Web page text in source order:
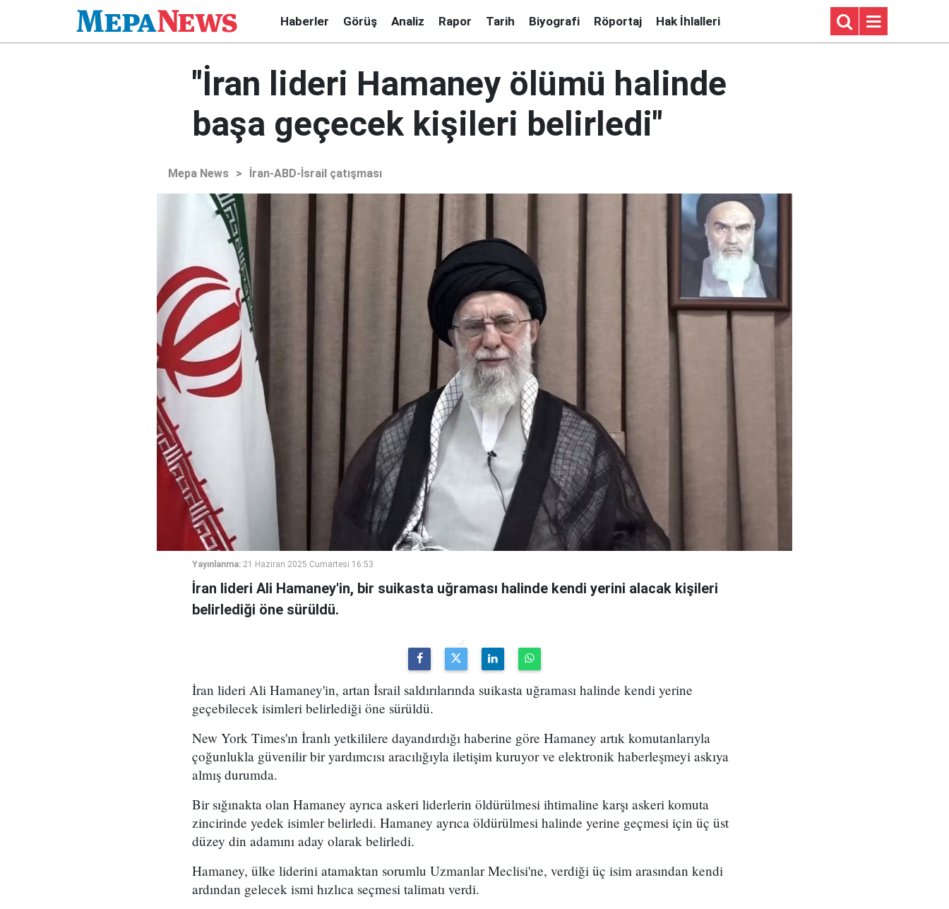
Haberler Görüş Analiz Rapor Tarih Biyografi Röportaj Hak İhlalleri
"İran lideri Hamaney ölümü halinde
başa geçecek kişileri belirledi"
Mepa News > İran-ABD-İsrail çatışması
Yayınlanma: 21 Haziran 2025 Cumartesi 16:53
İran lideri Ali Hamaney'in, bir suikasta uğraması halinde kendi yerini alacak kişileri
belirlediği öne sürüldü.
İran lideri Ali Hamaney'in, artan İsrail saldırılarında suikasta uğraması halinde kendi yerine
geçebilecek isimleri belirlediği öne sürüldü.
New York Times'ın İranlı yetkililere dayandırdığı haberine göre Hamaney artık komutanlarıyla
çoğunlukla güvenilir bir yardımcısı aracılığıyla iletişim kuruyor ve elektronik haberleşmeyi askıya
almış durumda.
Bir sığınakta olan Hamaney ayrıca askeri liderlerin öldürülmesi ihtimaline karşı askeri komuta
zincirinde yedek isimler belirledi. Hamaney ayrıca öldürülmesi halinde yerine geçmesi için üç üst
düzey din adamını aday olarak belirledi.
Hamaney, ülke liderini atamaktan sorumlu Uzmanlar Meclisi'ne, verdiği üç isim arasından kendi
ardından gelecek ismi hızlıca seçmesi talimatı verdi.